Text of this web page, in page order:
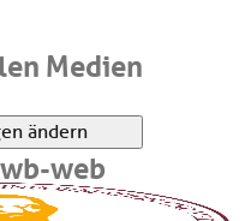
Medien
ändern
web